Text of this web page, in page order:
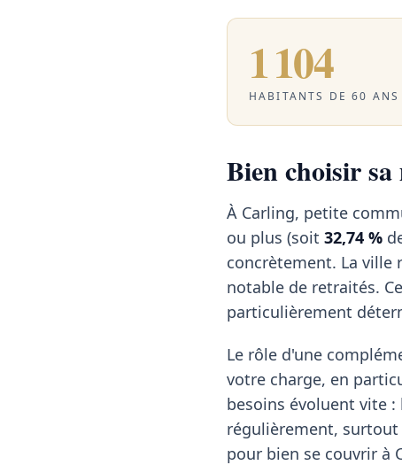
1 104
HABITANTS DE 60 ANS
Bien choisir
À Carling, petite
ou plus (soit 32,74 %
concrètement. La ville
notable de retraités.
particulièrement
Le rôle d'une
votre charge, en
besoins évoluent vite
régulièrement,
pour bien se couvrir à